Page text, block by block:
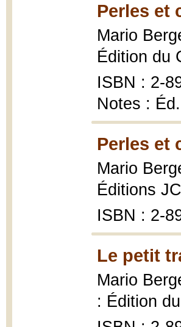
Perles et
Mario
Édition du
ISBN : 2-
Notes :
Perles et
Mario
Éditions
ISBN : 2-
Le petit
Mario
: Édition